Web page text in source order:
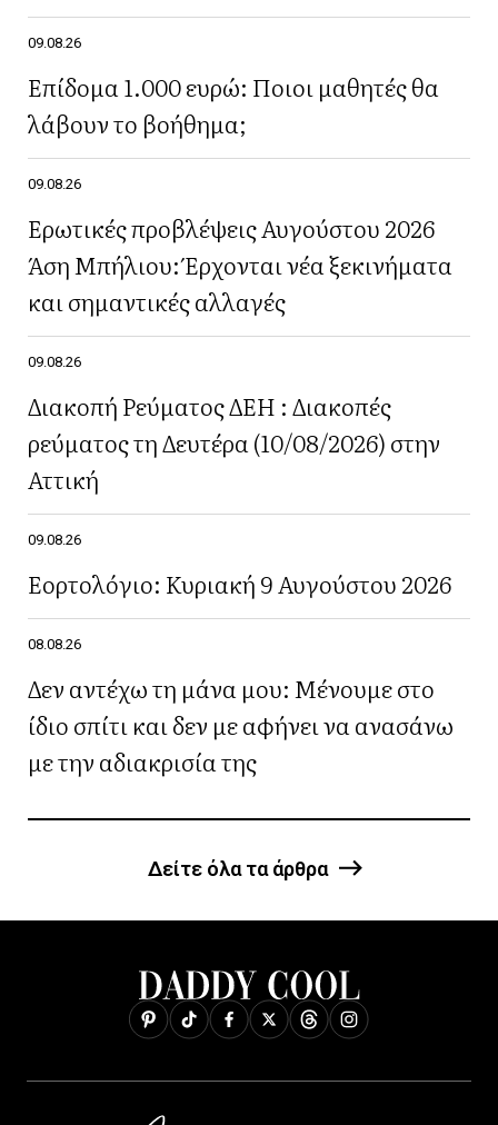
09.08.26
Επίδομα 1.000 ευρώ: Ποιοι μαθητές θα
λάβουν το βοήθημα;
09.08.26
Ερωτικές προβλέψεις Αυγούστου 2026
Άση Μπήλιου: Έρχονται νέα ξεκινήματα
και σημαντικές αλλαγές
09.08.26
Διακοπή Ρεύματος ΔΕΗ : Διακοπές
ρεύματος τη Δευτέρα (10/08/2026) στην
Αττική
09.08.26
Εορτολόγιο: Κυριακή 9 Αυγούστου 2026
08.08.26
Δεν αντέχω τη μάνα μου: Μένουμε στο
ίδιο σπίτι και δεν με αφήνει να ανασάνω
με την αδιακρισία της
Δείτε όλα τα άρθρα